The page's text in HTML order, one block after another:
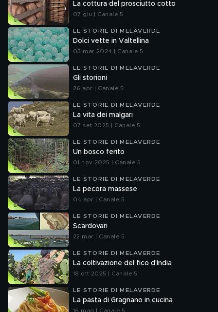
La cottura del prosciutto cotto
07 giu | Canale 5
LE STORIE DI MELAVERDE
Dolci vette in Valtellina
03 mar 2024 | Canale 5
LE STORIE DI MELAVERDE
Gli storioni
26 apr | Canale 5
LE STORIE DI MELAVERDE
La vita dei malgari
07 set 2025 | Canale 5
LE STORIE DI MELAVERDE
Un bosco ferito
01 nov 2025 | Canale 5
LE STORIE DI MELAVERDE
La pecora massese
04 apr | Canale 5
LE STORIE DI MELAVERDE
Scardovari
22 mar | Canale 5
LE STORIE DI MELAVERDE
La coltivazione del fico d'India
18 ott 2025 | Canale 5
LE STORIE DI MELAVERDE
La pasta di Gragnano in cucina
16 mag | Canale 5